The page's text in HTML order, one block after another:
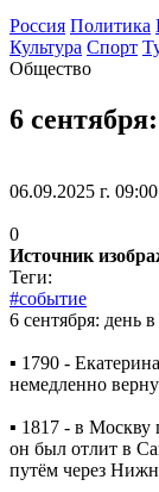
Россия Политика
Культура Спорт
Общество
6
06.09.2025 г. 09:00
0
Источник
Теги:
#событие
6 сентября: день
▪️ 1790 -
немедленно
▪️ 1817 - в
он был отлит в
путём через